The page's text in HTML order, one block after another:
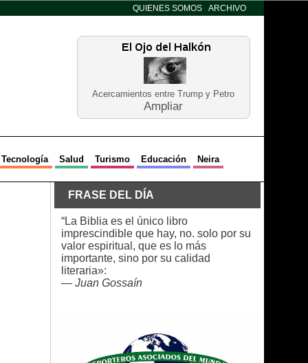
QUIENES SOMOS ARCHIVO
Acercamientos entre Trump y Petro
Ampliar
Tecnología Salud Turismo Educación Neira
FRASE DEL DÍA
“La Biblia es el único libro
imprescindible que hay, no. solo por su
valor espiritual, que es lo más
importante, sino por su calidad
literaria»:
— Juan Gossaín